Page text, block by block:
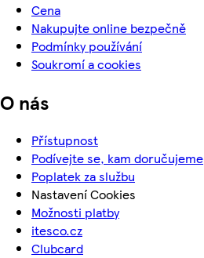
Cena
Nakupujte online bezpečně
Podmínky používání
Soukromí a cookies
O nás
Přístupnost
Podívejte se, kam doručujeme
Poplatek za službu
Nastavení Cookies
Možnosti platby
itesco.cz
Clubcard